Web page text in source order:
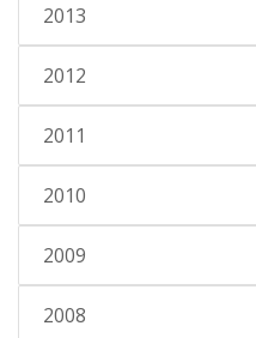
2013
2012
2011
2010
2009
2008